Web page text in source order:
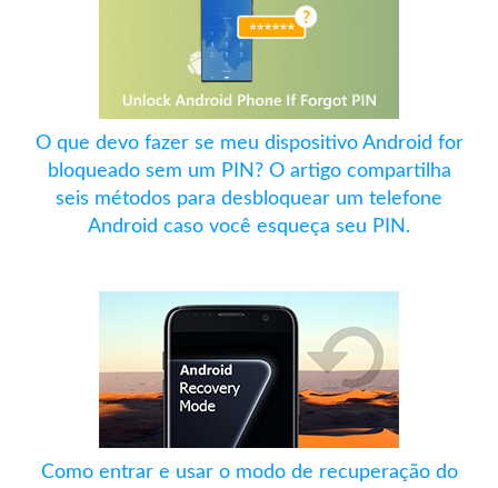
O que devo fazer se meu dispositivo Android for
bloqueado sem um PIN? O artigo compartilha
seis métodos para desbloquear um telefone
Android caso você esqueça seu PIN.
Como entrar e usar o modo de recuperação do